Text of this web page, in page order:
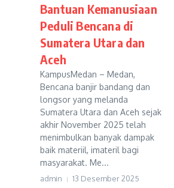
Bantuan Kemanusiaan
Peduli Bencana di
Sumatera Utara dan
Aceh
KampusMedan – Medan,
Bencana banjir bandang dan
longsor yang melanda
Sumatera Utara dan Aceh sejak
akhir November 2025 telah
menimbulkan banyak dampak
baik materiil, imateril bagi
masyarakat. Me...
admin 13 Desember 2025